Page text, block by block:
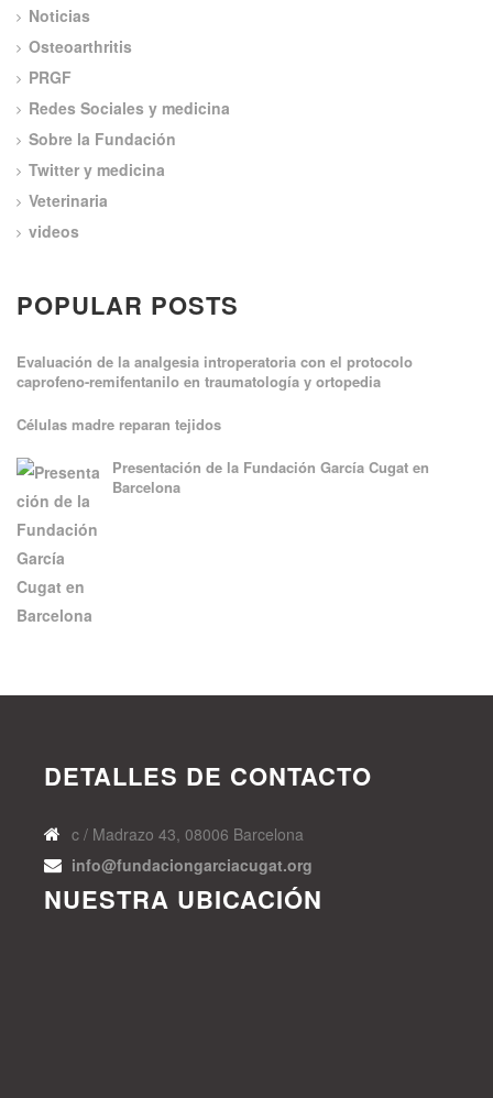
Noticias
Osteoarthritis
PRGF
Redes Sociales y medicina
Sobre la Fundación
Twitter y medicina
Veterinaria
videos
POPULAR POSTS
Evaluación de la analgesia introperatoria con el protocolo
caprofeno-remifentanilo en traumatología y ortopedia
Células madre reparan tejidos
Presentación de la Fundación García Cugat en
Barcelona
DETALLES DE CONTACTO
c / Madrazo 43, 08006 Barcelona
info@fundaciongarciacugat.org
NUESTRA UBICACIÓN